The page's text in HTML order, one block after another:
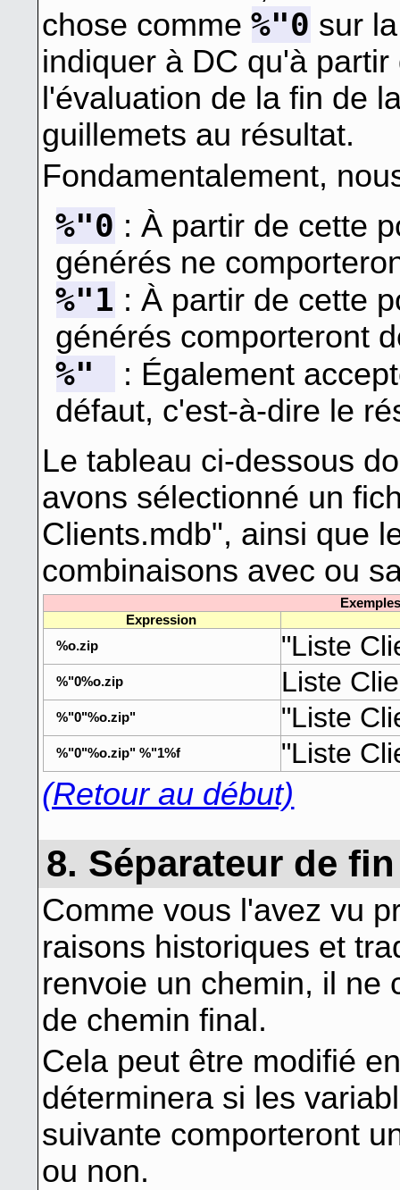
chose comme%"0 sur
indiquer à DC qu'à
l'évaluation de la fin de
guillemets au résultat.
Fondamentalement,
%"0 : À partir de cette
générés ne
%"1 : À partir de cette
générés comporteront
%"
: Également
défaut, c'est-à-dire le
Le tableau ci-dessous
avons sélectionné un
Clients.mdb", ainsi que
combinaisons avec ou
Expression
%o.zip
"Liste
%"0%o.zip Liste
%"0"%o.zip" "Liste
%"0"%o.zip" %"1%f "Liste
(Retour au début)
8. Séparateur de
Comme vous l'avez vu
raisons historiques et
renvoie un chemin, il ne
de chemin final.
Cela peut être modifié
déterminera si les
suivante comporteront
ou non.